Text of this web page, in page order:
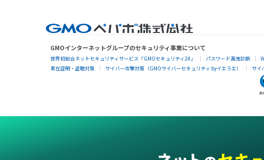
GMOインターネットグループのセキュリティ事業について
世界初総合ネットセキュリティサービス「GMOセキュリティ24」 パスワード漏洩診断
実在証明・盗聴対策
サイバー攻撃対策（GMOサイバーセキュリティ byイエラエ） サイ